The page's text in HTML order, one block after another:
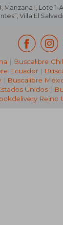
Manzana I, Lote 1-
Villa El
| Buscalibre
Ecuador |
| Buscalibre
Unidos|
Reino